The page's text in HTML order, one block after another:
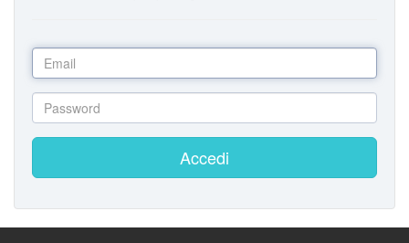
Accedi